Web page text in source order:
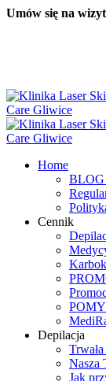
Umów się na
Home
Cennik
Depilacja
Nasza
Jak